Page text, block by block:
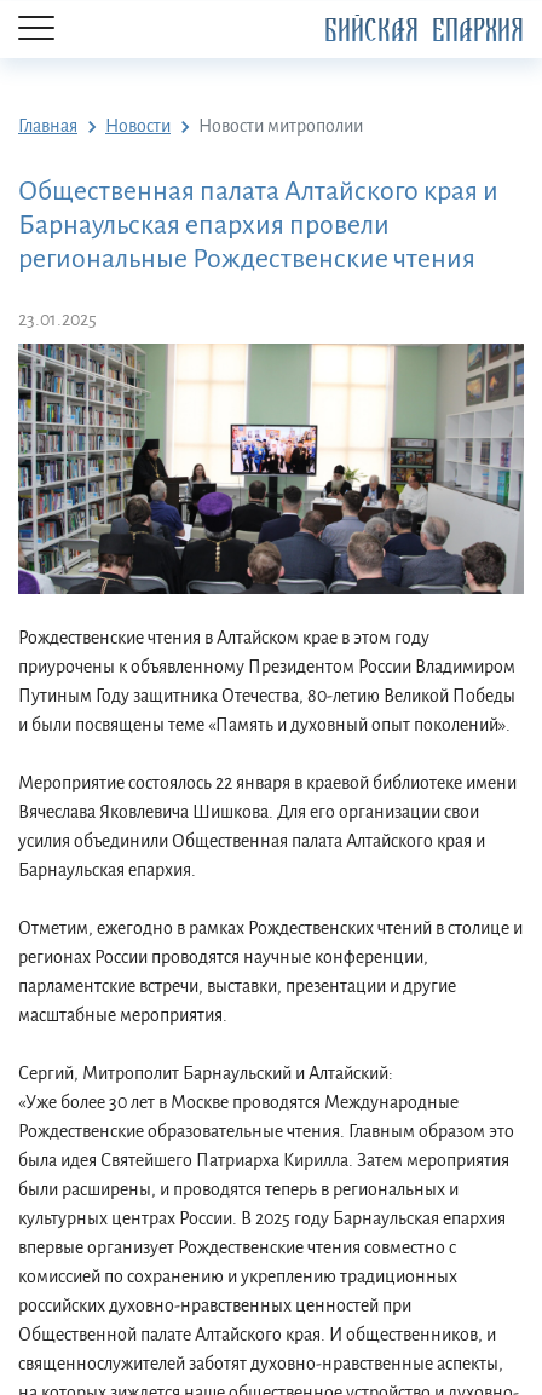
БИЙСКАЯ ЕПАРХИЯ
Главная Новости Новости митрополии
Общественная палата Алтайского края и
Барнаульская епархия провели
региональные Рождественские чтения
23.01.2025
Рождественские чтения в Алтайском крае в этом году
приурочены к объявленному Президентом России Владимиром
Путиным Году защитника Отечества, 80-летию Великой Победы
и были посвящены теме «Память и духовный опыт поколений».
Мероприятие состоялось 22 января в краевой библиотеке имени
Вячеслава Яковлевича Шишкова. Для его организации свои
усилия объединили Общественная палата Алтайского края и
Барнаульская епархия.
Отметим, ежегодно в рамках Рождественских чтений в столице и
регионах России проводятся научные конференции,
парламентские встречи, выставки, презентации и другие
масштабные мероприятия.
Сергий, Митрополит Барнаульский и Алтайский:
«Уже более 30 лет в Москве проводятся Международные
Рождественские образовательные чтения. Главным образом это
была идея Святейшего Патриарха Кирилла. Затем мероприятия
были расширены, и проводятся теперь в региональных и
культурных центрах России. В 2025 году Барнаульская епархия
впервые организует Рождественские чтения совместно с
комиссией по сохранению и укреплению традиционных
российских духовно-нравственных ценностей при
Общественной палате Алтайского края. И общественников, и
священнослужителей заботят духовно-нравственные аспекты,